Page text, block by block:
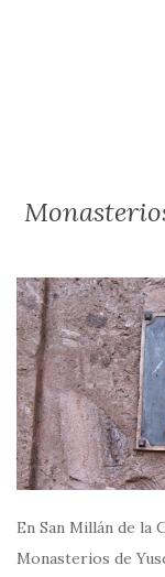
En San Millán de la
Monasterios de